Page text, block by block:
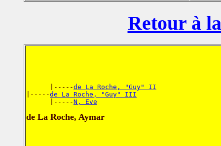
Retour à
      |-----
de La Roche, "Guy" II
|-----de La Roche, "Guy" III
      |-----
N, Eve
de La Roche, Aymar